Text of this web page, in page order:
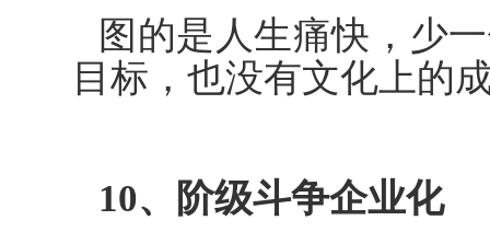
图的是人生痛快，少
目标，也没有文化上的
10、阶级斗争企业化